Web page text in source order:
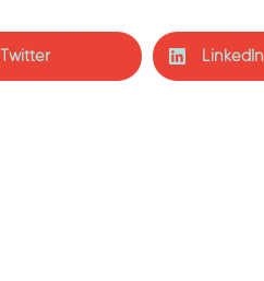
Twitter LinkedIn